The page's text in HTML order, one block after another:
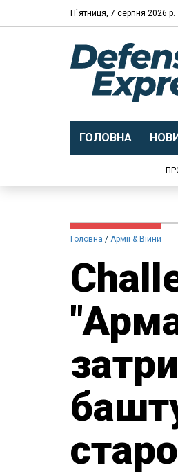
П`ятниця, 7 серпня 2026 р.
ГОЛОВНА
Головна Армії & Війни